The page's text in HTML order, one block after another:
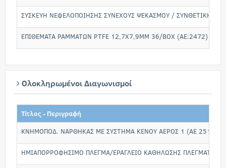
ΣΥΣΚΕΥΗ ΝΕΦΕΛΟΠΟΙΗΣΗΣ ΣΥΝΕΧΟΥΣ ΨΕΚΑΣΜΟΥ / ΣΥΝΘΕΤΙΚΗ
ΕΠΙΘΕΜΑΤΑ ΡΑΜΜΑΤΩΝ PTFE 12,7Χ7,9ΜΜ 36/ΒΟΧ (ΑΕ:2472)
Ολοκληρωμένοι Διαγωνισμοί
Τίτλος - Περιγραφή
ΚΝΗΜΟΠΟΔ. ΝΑΡΘΗΚΑΣ ΜΕ ΣΥΣΤΗΜΑ ΚΕΝΟΥ ΑΕΡΟΣ 1 (ΑΕ 2511)
ΗΜΙΑΠΟΡΡΟΦΗΣΙΜΟ ΠΛΕΓΜΑ/ΕΡΑΓΛΕΙΟ ΚΑΘΗΛΩΣΗΣ ΠΛΕΓΜΑΤΟΣ